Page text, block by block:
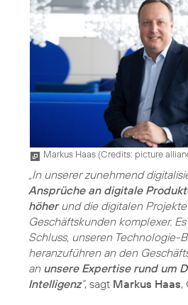
Markus Haas (Credits: picture
„In unserer zunehmend
Ansprüche an digitale
höherund die digitalen
Geschäftskunden komplexer.
Schluss, unseren Technologie-
heranzuführen an den
an unsere Expertise rund um
Intelligenz“, sagt Markus Haas,